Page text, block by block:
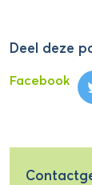
Deel deze
Facebook